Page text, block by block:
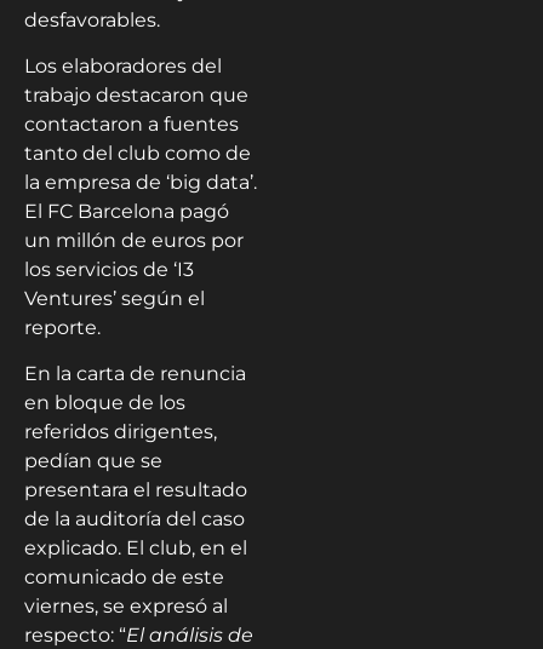
desfavorables.
Los elaboradores del
trabajo destacaron que
contactaron a fuentes
tanto del club como de
la empresa de ‘big data’.
El FC Barcelona pagó
un millón de euros por
los servicios de ‘I3
Ventures’ según el
reporte.
En la carta de renuncia
en bloque de los
referidos dirigentes,
pedían que se
presentara el resultado
de la auditoría del caso
explicado. El club, en el
comunicado de este
viernes, se expresó al
respecto: “El análisis de